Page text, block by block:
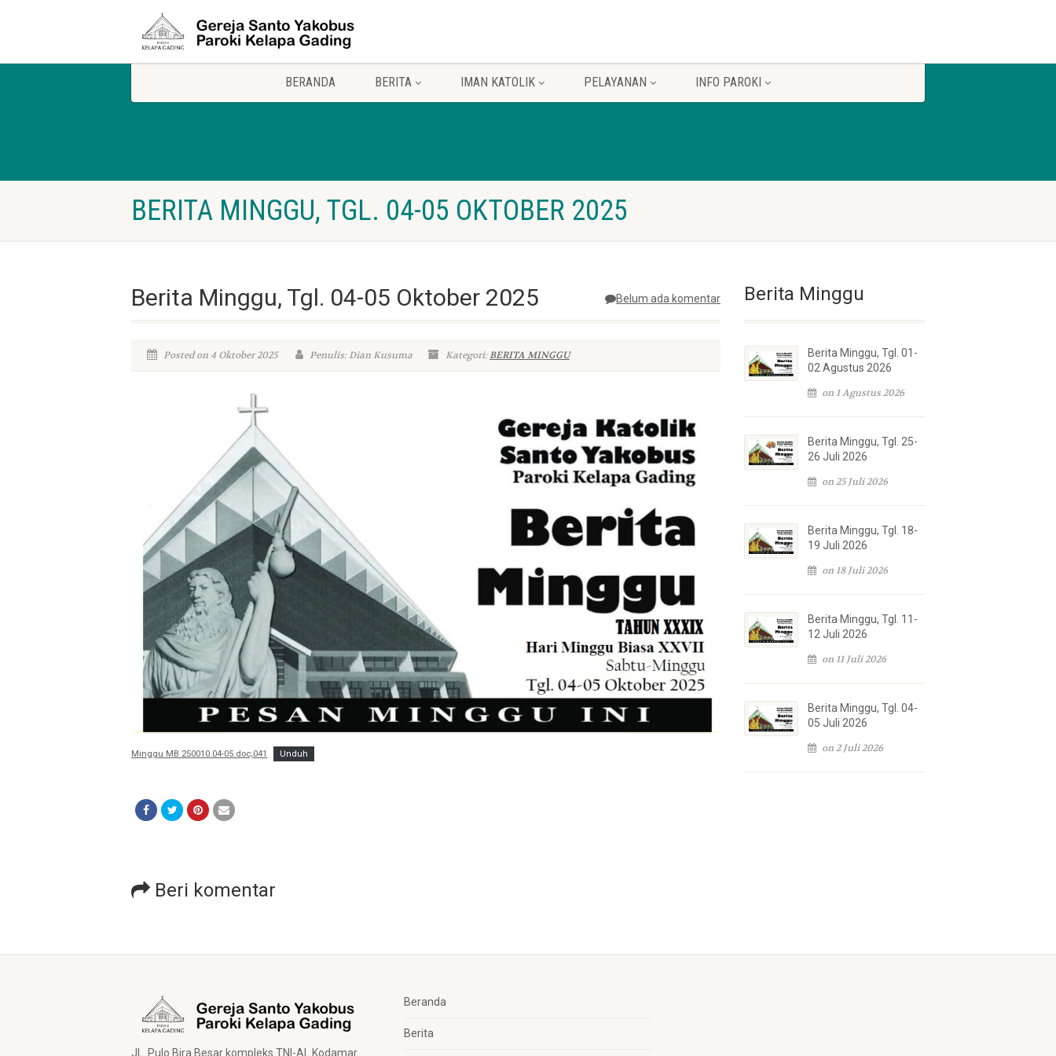
BERANDA BERITA IMAN KATOLIK PELAYANAN INFO PAROKI
BERITA MINGGU, TGL. 04-05 OKTOBER 2025
Belum ada komentar
Berita Minggu, Tgl. 04-05 Oktober 2025
Posted on 4 Oktober 2025 Penulis: Dian Kusuma Kategori:BERITA MINGGU
Minggu MB 250010.04-05.doc;041 Unduh
Beri komentar
Berita Minggu
Berita Minggu, Tgl. 01-
02 Agustus 2026
on 1 Agustus 2026
Berita Minggu, Tgl. 25-
26 Juli 2026
on 25 Juli 2026
Berita Minggu, Tgl. 18-
19 Juli 2026
on 18 Juli 2026
Berita Minggu, Tgl. 11-
12 Juli 2026
on 11 Juli 2026
Berita Minggu, Tgl. 04-
05 Juli 2026
on 2 Juli 2026
JL. Pulo Bira Besar kompleks TNI-AL Kodamar
Beranda
Berita